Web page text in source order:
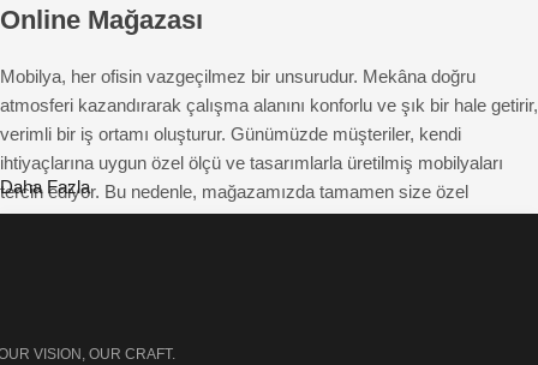
Online Mağazası
Mobilya, her ofisin vazgeçilmez bir unsurudur. Mekâna doğru
atmosferi kazandırarak çalışma alanını konforlu ve şık bir hale getirir,
verimli bir iş ortamı oluşturur. Günümüzde müşteriler, kendi
ihtiyaçlarına uygun özel ölçü ve tasarımlarla üretilmiş mobilyaları
tercih ediyor. Bu nedenle, mağazamızda tamamen size özel
çözümler sunuyoruz. Beğendiğiniz mobilyayı fotoğraflar üzerinden
Daha Fazla
VISION, OUR CRAFT.